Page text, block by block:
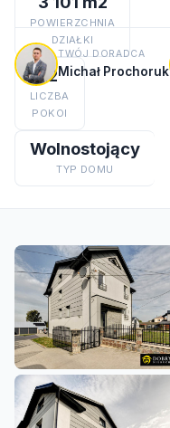
POWIERZCHNIA
DZIAŁKI
12
LICZBA
POKOI
Wolnostojący
TYP DOMU
TWÓJ DORADCA
Michał Prochoruk